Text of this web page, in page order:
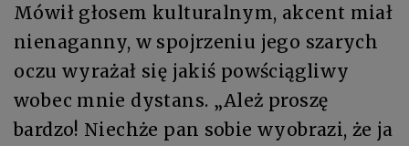
Mówił głosem kulturalnym, akcent miał
nienaganny, w spojrzeniu jego szarych
oczu wyrażał się jakiś powściągliwy
wobec mnie dystans. „Ależ proszę
bardzo! Niechże pan sobie wyobrazi, że ja